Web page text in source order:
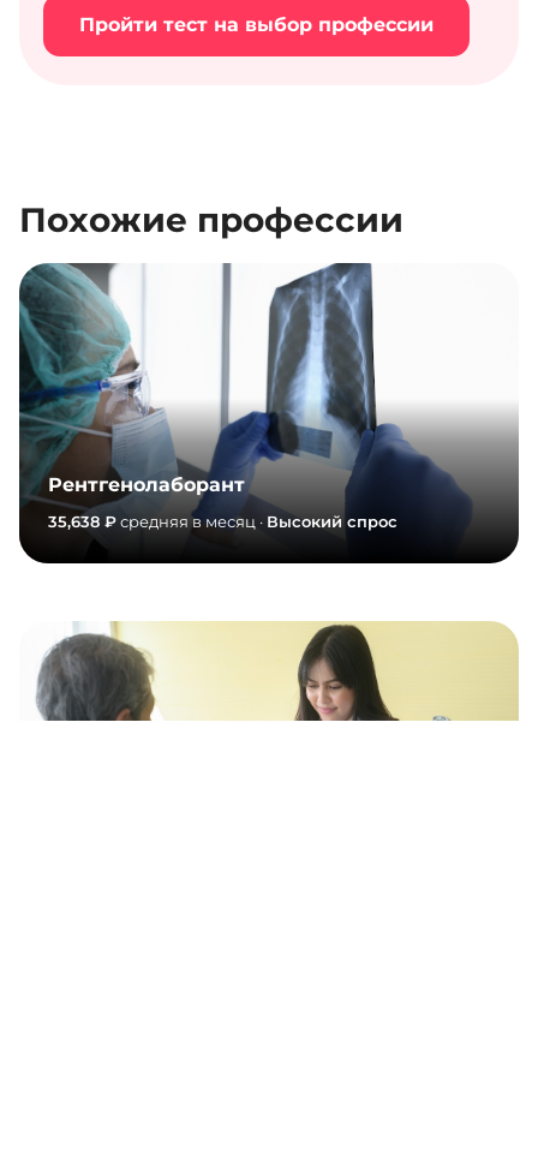
Пройти тест на выбор профессии
Похожие профессии
Рентгенолаборант
35,638 ₽средняя в месяц · Высокий спрос